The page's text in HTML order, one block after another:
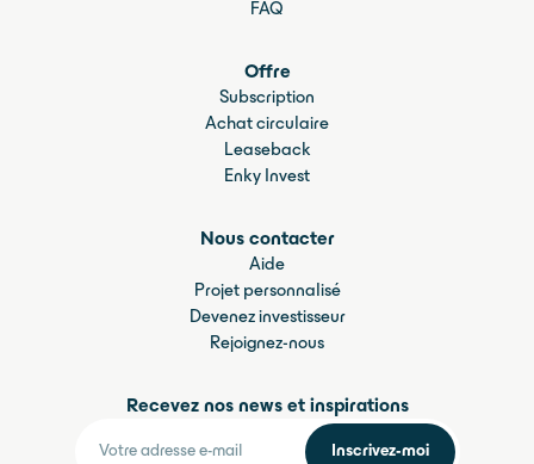
FAQ
Offre
Subscription
Achat circulaire
Leaseback
Enky Invest
Nous contacter
Aide
Projet personnalisé
Devenez investisseur
Rejoignez-nous
Recevez nos news et inspirations
Inscrivez-moi